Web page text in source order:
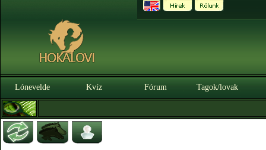
Lónevelde Kvíz Fórum Tagok/lovak